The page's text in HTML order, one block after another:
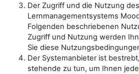
Der Zugriff und die Nutzung des
Lernmanagementsystems
Folgenden beschriebenen
Zugriff und Nutzung werden
Sie diese
Der Systemanbieter ist
stehende zu tun, um Ihnen